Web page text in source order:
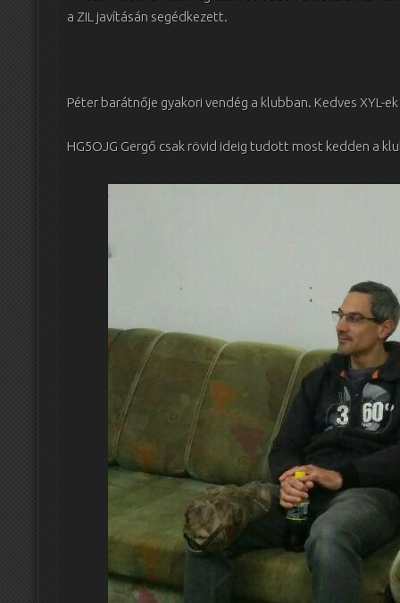
a ZIL javításán segédkezett.
Péter barátnője gyakori vendég a klubban. Kedves XYL-
HG5OJG Gergő csak rövid ideig tudott most kedden a